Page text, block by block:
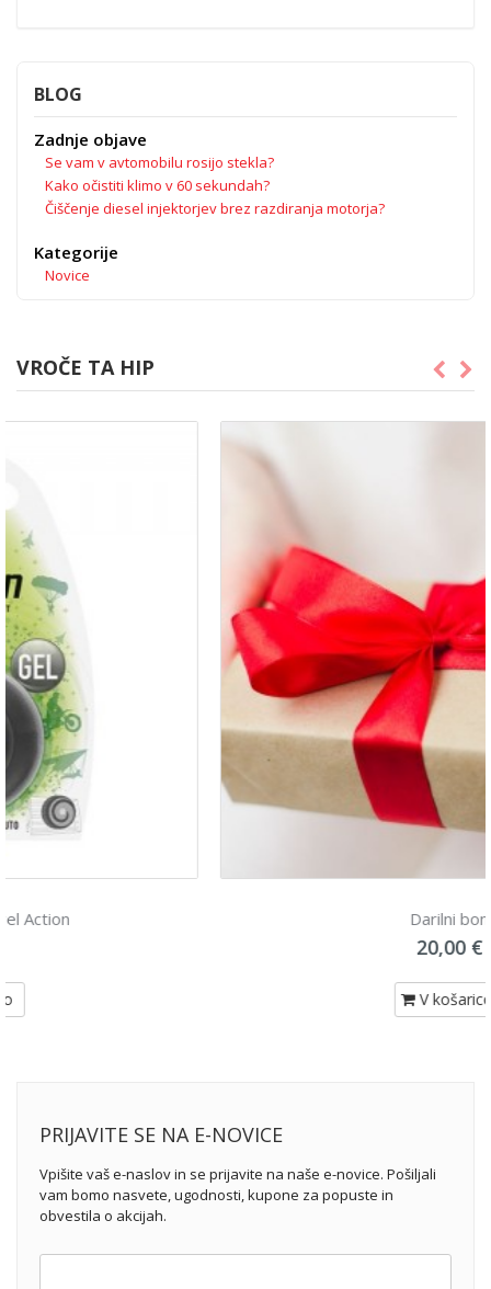
BLOG
Zadnje objave
Se vam v avtomobilu rosijo stekla?
Kako očistiti klimo v 60 sekundah?
Čiščenje diesel injektorjev brez razdiranja motorja?
Kategorije
Novice
VROČE TA HIP
PRIJAVITE SE NA E-NOVICE
Vpišite vaš e-naslov in se prijavite na naše e-novice. Pošiljali
vam bomo nasvete, ugodnosti, kupone za popuste in
obvestila o akcijah.